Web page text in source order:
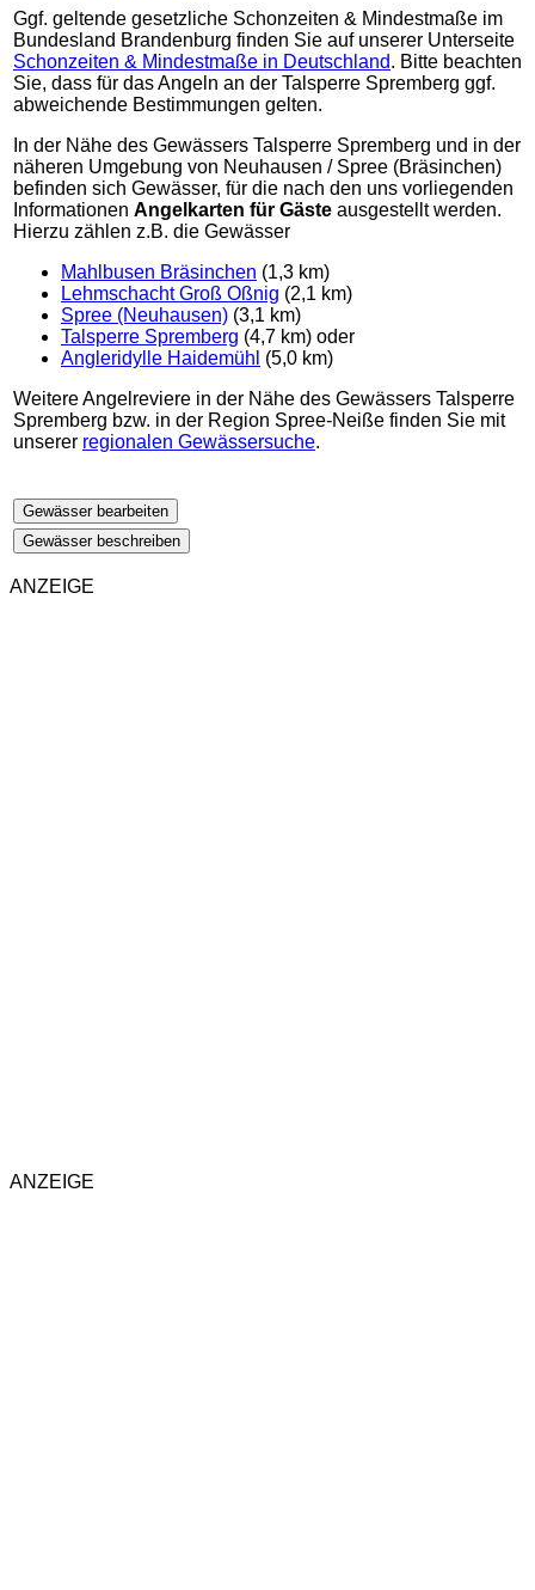
Ggf. geltende gesetzliche Schonzeiten & Mindestmaße im
Bundesland Brandenburg finden Sie auf unserer Unterseite
Schonzeiten & Mindestmaße in Deutschland. Bitte beachten
Sie, dass für das Angeln an der Talsperre Spremberg ggf.
abweichende Bestimmungen gelten.
In der Nähe des Gewässers Talsperre Spremberg und in der
näheren Umgebung von Neuhausen / Spree (Bräsinchen)
befinden sich Gewässer, für die nach den uns vorliegenden
Informationen Angelkarten für Gäste ausgestellt werden.
Hierzu zählen z.B. die Gewässer
Mahlbusen Bräsinchen (1,3 km)
Lehmschacht Groß Oßnig (2,1 km)
Spree (Neuhausen) (3,1 km)
Talsperre Spremberg (4,7 km) oder
Angleridylle Haidemühl (5,0 km)
Weitere Angelreviere in der Nähe des Gewässers Talsperre
Spremberg bzw. in der Region Spree-Neiße finden Sie mit
unserer regionalen Gewässersuche.
Gewässer bearbeiten
Gewässer beschreiben
ANZEIGE
ANZEIGE